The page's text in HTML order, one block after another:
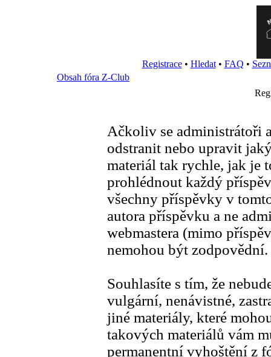
Registrace• Hledat• FAQ •
Obsah fóra Z-Club
Ačkoliv se administrátoři
odstranit nebo upravit
materiál tak rychle, jak je
prohlédnout každý
všechny příspěvky v
autora příspěvku a ne
webmastera (mimo
nemohou být zodpovědní.
Souhlasíte s tím, že
vulgární, nenávistné,
jiné materiály, které
takových materiálů vám
permanentní vyhoštění z